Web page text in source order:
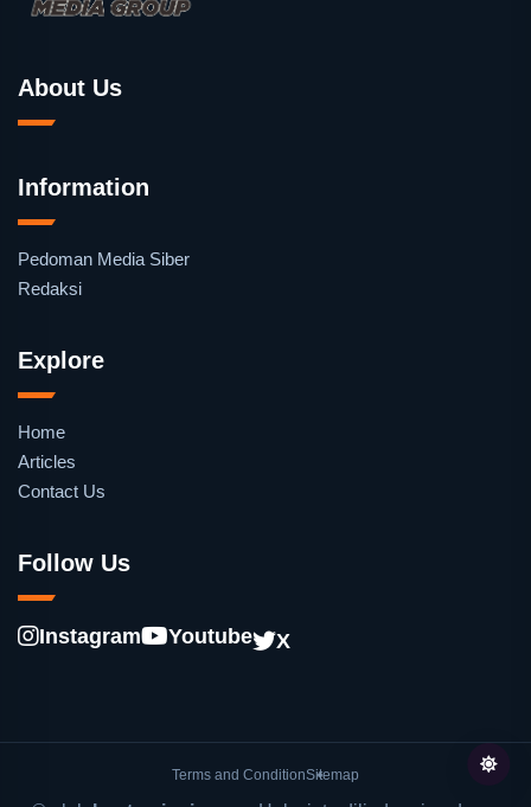
About Us
Information
Pedoman Media Siber
Redaksi
Explore
Home
Articles
Contact Us
Follow Us
Instagram Youtube X
Terms and ConditionSitemap